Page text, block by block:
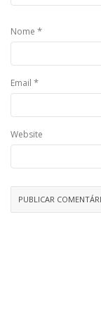
Nome *
Email *
Website